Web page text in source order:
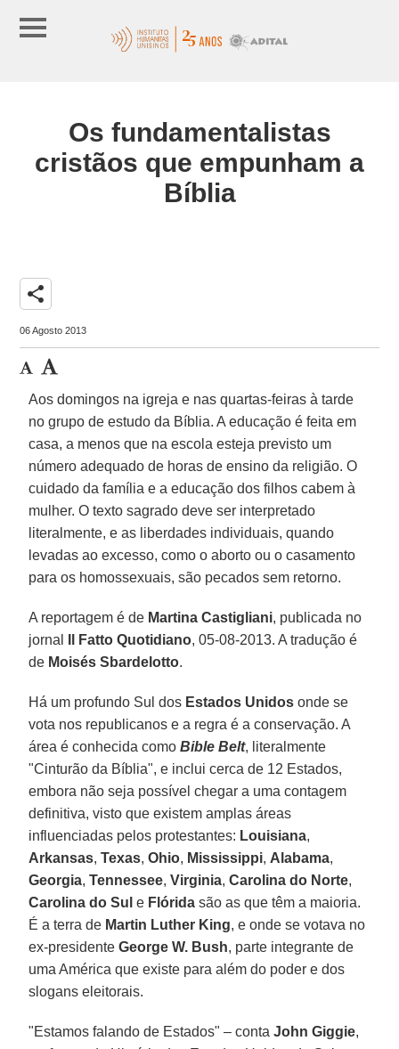
Os fundamentalistas
cristãos que empunham a
Bíblia
share
06 Agosto 2013
Aos domingos na igreja e nas quartas-feiras à tarde
no grupo de estudo da Bíblia. A educação é feita em
casa, a menos que na escola esteja previsto um
número adequado de horas de ensino da religião. O
cuidado da família e a educação dos filhos cabem à
mulher. O texto sagrado deve ser interpretado
literalmente, e as liberdades individuais, quando
levadas ao excesso, como o aborto ou o casamento
para os homossexuais, são pecados sem retorno.
A reportagem é de Martina Castigliani, publicada no
jornal
Il Fatto Quotidiano, 05-08-2013. A tradução é
de Moisés Sbardelotto.
Há um profundo Sul dos Estados Unidos onde se
vota nos republicanos e a regra é a conservação. A
área é conhecida comoBible Belt, literalmente
"Cinturão da Bíblia", e inclui cerca de 12 Estados,
embora não seja possível chegar a uma contagem
definitiva, visto que existem amplas áreas
influenciadas pelos protestantes: Louisiana,
Arkansas,Texas,Ohio, Mississippi, Alabama,
Georgia,Tennessee,Virginia,Carolina do Norte,
Carolina do Sul e Flórida são as que têm a maioria.
É a terra de Martin Luther King, e onde se votava no
ex-presidenteGeorge W. Bush, parte integrante de
uma América que existe para além do poder e dos
slogans eleitorais.
"Estamos falando de Estados" – contaJohn Giggie,